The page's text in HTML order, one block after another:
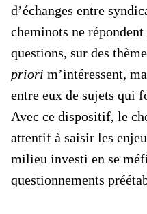
d’échanges entre
cheminots ne répondent
questions, sur des
priori m’intéressent,
entre eux de sujets qui
Avec ce dispositif, le
attentif à saisir les
milieu investi en se
questionnements